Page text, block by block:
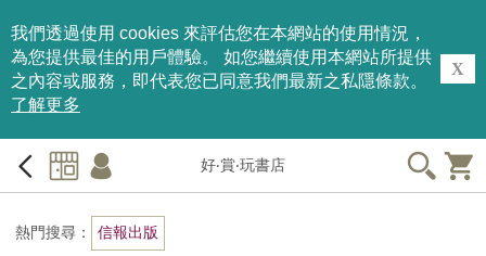
我們透過使用 cookies 來評估您在本網站的使用情況，
為您提供最佳的用戶體驗。 如您繼續使用本網站所提供
之內容或服務，即代表您已同意我們最新之私隱條款。
了解更多
X
好‧賞‧玩書店
熱門搜尋： 信報出版